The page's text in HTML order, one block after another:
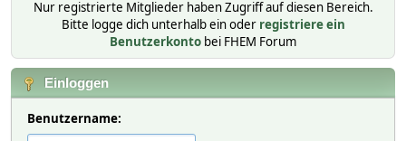
Nur registrierte Mitglieder haben Zugriff auf diesen Bereich.
Bitte logge dich unterhalb ein oder registriere ein
Benutzerkonto bei FHEM Forum
Einloggen
Benutzername: